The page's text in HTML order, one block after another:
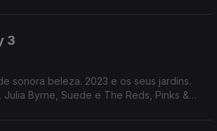
3
sonora beleza. 2023 e os seus jardins.
Julia Byrne, Suede e The Reds, Pinks &